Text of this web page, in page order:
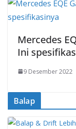
Mercedes
Ini
9 Desember 2022
Balap